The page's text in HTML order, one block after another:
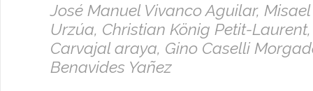
José Manuel Vivanco Aguilar,
Urzúa, Christian König Petit-
Carvajal araya, Gino Caselli
Benavides Yañez